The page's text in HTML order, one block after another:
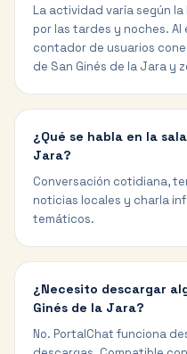
La actividad varía según
por las tardes y noches.
contador de usuarios
de San Ginés de la Jara y
¿Qué se habla en la
Jara?
Conversación cotidiana,
noticias locales y charla
temáticos.
¿Necesito descargar
Ginés de la Jara?
No. PortalChat funciona